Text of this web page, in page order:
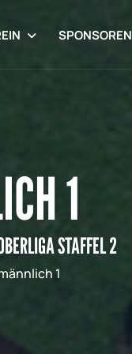
SPONSOREN
1
STAFFEL 2
1